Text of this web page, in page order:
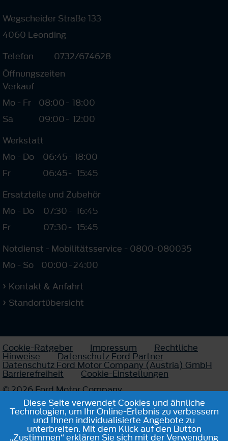
Wegscheider Straße 133
4060 Leonding
Telefon
0732/674628
Öffnungszeiten
Verkauf
Mo - Fr
08:00- 18:00
Sa
09:00- 12:00
Werkstatt
Mo - Do
06:45- 18:00
Fr
06:45- 15:45
Ersatzteile und Zubehör
Mo - Do
07:30- 16:45
Fr
07:30- 15:45
Notdienst - Mobilitätsservice - 0800-080035
Mo - So
00:00-24:00
Kontakt & Anfahrt
Standortübersicht
Cookie-Ratgeber Impressum Rechtliche
Hinweise Datenschutz Ford Partner
Datenschutz Ford Motor Company (Austria) GmbH
Barrierefreiheit
Cookie-Einstellungen
© 2026 Ford Motor Company
Diese Seite verwendet Cookies und ähnliche
Technologien, um Ihr Online-Erlebnis zu verbessern
und Ihnen individualisierte Angebote zu
unterbreiten. Mit dem Klick auf den Button
„Zustimmen“ erklären Sie sich mit der Verwendung